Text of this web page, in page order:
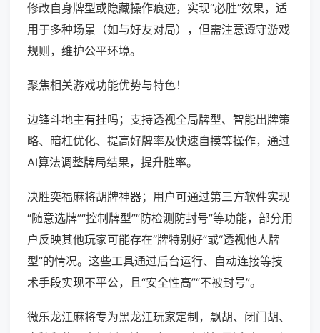
修改自身牌型或隐藏操作痕迹，实现“必胜”效果，适
用于多种场景（如与好友对局），但需注意遵守游戏
规则，维护公平环境。
聚焦相关游戏功能优势与特色！
边锋斗地主有挂吗；支持透视全局牌型、智能出牌策
略、暗杠优化、提高好牌率及快速自摸等操作，通过
AI算法调整牌局结果，提升胜率。
决胜奕福麻将胡牌神器；用户可通过第三方软件实现
“随意选牌”“控制牌型”“防检测防封号”等功能，部分用
户反映其他玩家可能存在“牌特别好”或“透视他人牌
型”的情况。这些工具通过后台运行、自动连接等技
术手段实现不平公，且“安全性高”“不被封号”。
微乐龙江麻将专为黑龙江玩家定制，飘胡、闭门胡、